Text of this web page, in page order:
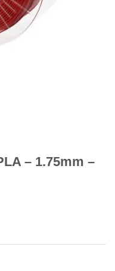
– 1.75mm –